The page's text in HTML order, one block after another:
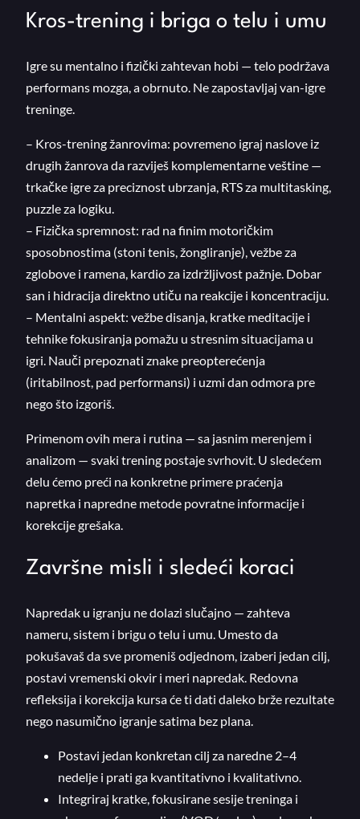
Kros-trening i briga o telu i umu
Igre su mentalno i fizički zahtevan hobi — telo podržava
performans mozga, a obrnuto. Ne zapostavljaj van-igre
treninge.
– Kros-trening žanrovima: povremeno igraj naslove iz
drugih žanrova da razviješ komplementarne veštine —
trkačke igre za preciznost ubrzanja, RTS za multitasking,
puzzle za logiku.
– Fizička spremnost: rad na finim motoričkim
sposobnostima (stoni tenis, žongliranje), vežbe za
zglobove i ramena, kardio za izdržljivost pažnje. Dobar
san i hidracija direktno utiču na reakcije i koncentraciju.
– Mentalni aspekt: vežbe disanja, kratke meditacije i
tehnike fokusiranja pomažu u stresnim situacijama u
igri. Nauči prepoznati znake preopterećenja
(iritabilnost, pad performansi) i uzmi dan odmora pre
nego što izgoriš.
Primenom ovih mera i rutina — sa jasnim merenjem i
analizom — svaki trening postaje svrhovit. U sledećem
delu ćemo preći na konkretne primere praćenja
napretka i napredne metode povratne informacije i
korekcije grešaka.
Završne misli i sledeći koraci
Napredak u igranju ne dolazi slučajno — zahteva
nameru, sistem i brigu o telu i umu. Umesto da
pokušavaš da sve promeniš odjednom, izaberi jedan cilj,
postavi vremenski okvir i meri napredak. Redovna
refleksija i korekcija kursa će ti dati daleko brže rezultate
nego nasumično igranje satima bez plana.
Postavi jedan konkretan cilj za naredne 2–4
nedelje i prati ga kvantitativno i kvalitativno.
Integriraj kratke, fokusirane sesije treninga i